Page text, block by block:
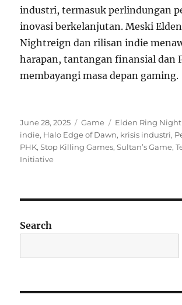
industri, termasuk perlindungan
inovasi berkelanjutan. Meski
Nightreign dan rilisan indie
harapan, tantangan finansial dan
membayangi masa depan gaming.
Posted
on
June 28, 2025 Categories
Game Tags
Elden Ring
indie, Halo Edge of Dawn, krisis industri,
PHK,Stop Killing Games,Sultan’s Game,
Initiative
Search